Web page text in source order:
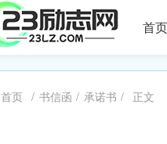
首页
首页 / 书信函 / 承诺书 / 正文